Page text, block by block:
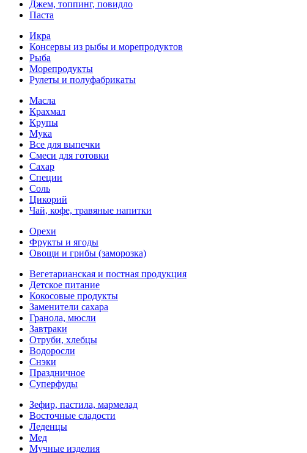
Джем, топпинг, повидло
Паста
Икра
Консервы из рыбы и морепродуктов
Рыба
Морепродукты
Рулеты и полуфабрикаты
Масла
Крахмал
Крупы
Мука
Все для выпечки
Смеси для готовки
Сахар
Специи
Соль
Цикорий
Чай, кофе, травяные напитки
Орехи
Фрукты и ягоды
Овощи и грибы (заморозка)
Вегетарианская и постная продукция
Детское питание
Кокосовые продукты
Заменители сахара
Гранола, мюсли
Завтраки
Отруби, хлебцы
Водоросли
Снэки
Праздничное
Суперфуды
Зефир, пастила, мармелад
Восточные сладости
Леденцы
Мед
Мучные изделия